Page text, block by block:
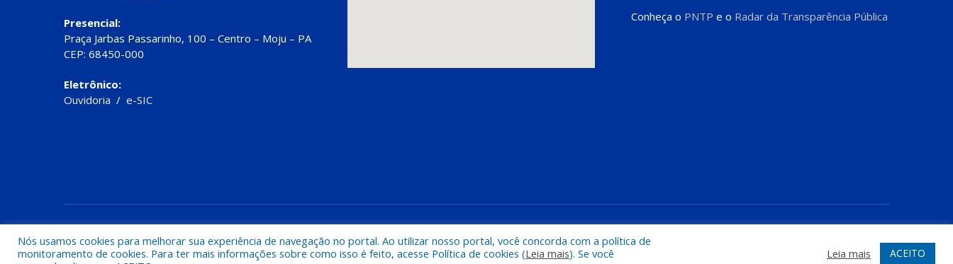
Presencial:
Praça Jarbas Passarinho, 100 – Centro – Moju – PA
CEP: 68450-000
Eletrônico:
Ouvidoria / e-SIC
Conheça o PNTP e o Radar da Transparência Pública
Nós usamos cookies para melhorar sua experiência de navegação no portal. Ao utilizar nosso portal, você concorda com a política de
monitoramento de cookies. Para ter mais informações sobre como isso é feito, acesse Política de cookies (Leia mais). Se você
Leia mais ACEITO